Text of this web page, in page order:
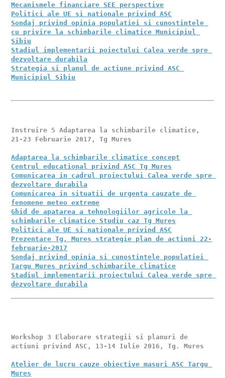
Mecanismele financiare SEE perspective
Politici ale UE si nationale privind ASC
Sondaj privind opinia populatiei si cunostintele
cu privire la schimbarile climatice Municipiul
Sibiu
Stadiul implementarii poiectului Calea verde spre
dezvoltare durabila
Strategia si planul de actiune privind ASC
Municipiul Sibiu
Instruire 5 Adaptarea la schimbarile climatice,
21-23 Februarie 2017, Tg Mures
Adaptarea la schimbarile climatice concept
Centrul educational privind ASC Tg Mures
Comunicarea in cadrul proiectului Calea verde spre
dezvoltare durabila
Comunicarea in situatii de urgenta cauzate de
fenomene meteo extreme
Ghid de apatarea a tehnologiilor agricole la
schimbarile climatice Studiu caz Tg Mures
Politici ale UE si nationale privind ASC
Prezentare Tg. Mureș strategie plan de actiuni 22-
februarie-2017
Sondaj privind opinia si cunostintele populatiei
Targu Mures privind schimbarile climatice
Stadiul implementarii proiectului Calea verde spre
dezvoltare durabila
Workshop 3 Elaborare strategii si planuri de
actiuni privind ASC, 13-14 Iulie 2016, Tg. Mures
Atelier de lucru cauze obiective masuri ASC Targu
Mures